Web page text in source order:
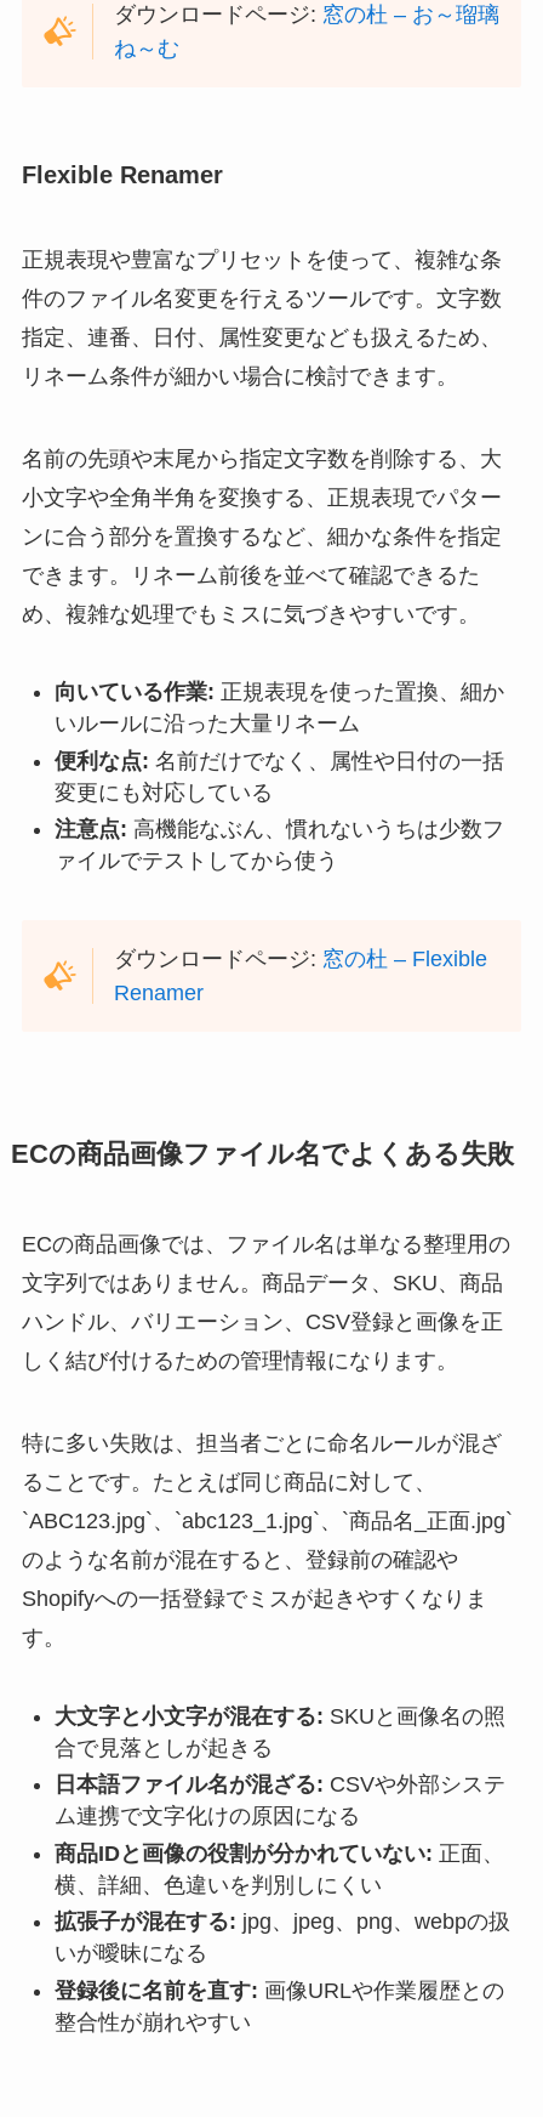
ダウンロードページ: 窓の杜 – お～瑠璃
ね～む
Flexible Renamer
正規表現や豊富なプリセットを使って、複雑な条
件のファイル名変更を行えるツールです。文字数
指定、連番、日付、属性変更なども扱えるため、
リネーム条件が細かい場合に検討できます。
名前の先頭や末尾から指定文字数を削除する、大
小文字や全角半角を変換する、正規表現でパター
ンに合う部分を置換するなど、細かな条件を指定
できます。リネーム前後を並べて確認できるた
め、複雑な処理でもミスに気づきやすいです。
向いている作業: 正規表現を使った置換、細か
いルールに沿った大量リネーム
便利な点: 名前だけでなく、属性や日付の一括
変更にも対応している
注意点: 高機能なぶん、慣れないうちは少数フ
ァイルでテストしてから使う
ダウンロードページ: 窓の杜 – Flexible
Renamer
ECの商品画像ファイル名でよくある失敗
ECの商品画像では、ファイル名は単なる整理用の
文字列ではありません。商品データ、SKU、商品
ハンドル、バリエーション、CSV登録と画像を正
しく結び付けるための管理情報になります。
特に多い失敗は、担当者ごとに命名ルールが混ざ
ることです。たとえば同じ商品に対して、
`ABC123.jpg`、`abc123_1.jpg`、`商品名_正面.jpg`
のような名前が混在すると、登録前の確認や
Shopifyへの一括登録でミスが起きやすくなりま
す。
大文字と小文字が混在する: SKUと画像名の照
合で見落としが起きる
日本語ファイル名が混ざる: CSVや外部システ
ム連携で文字化けの原因になる
商品IDと画像の役割が分かれていない: 正面、
横、詳細、色違いを判別しにくい
拡張子が混在する: jpg、jpeg、png、webpの扱
いが曖昧になる
登録後に名前を直す: 画像URLや作業履歴との
整合性が崩れやすい